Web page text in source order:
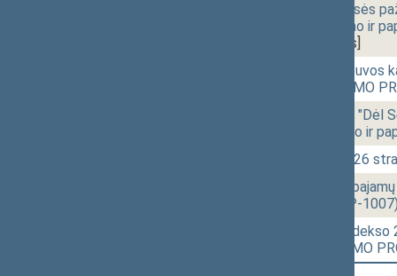
Administracinių teisės
straipsnių pakeitimo ir
[Priėmimas]
Įstatymo "Dėl Lietuvos
pakeitimo ĮSTATYMO
Seimo NUTARIMO
steigimo" pakeitimo ir
Civilinio kodekso 326
Gyventojų turto ir
PROJEKTAS (Nr. P-1007)
Pataisos darbų
straipsniu ĮSTATYMO